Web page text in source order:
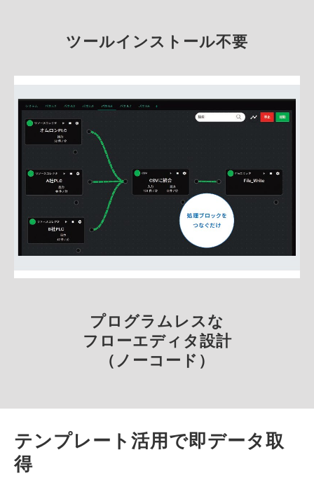
ツールインストール不要
プログラムレスな
フローエディタ設計
（ノーコード）
テンプレート活用で即データ取
得